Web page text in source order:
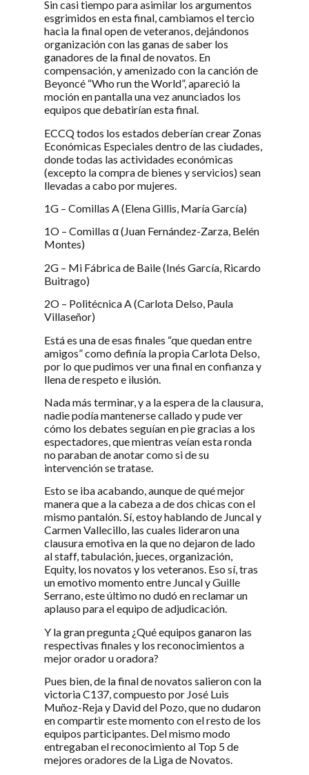
Sin casi tiempo para asimilar los argumentos
esgrimidos en esta final, cambiamos el tercio
hacia la final open de veteranos, dejándonos
organización con las ganas de saber los
ganadores de la final de novatos. En
compensación, y amenizado con la canción de
Beyoncé “Who run the World”, apareció la
moción en pantalla una vez anunciados los
equipos que debatirían esta final.
ECCQ todos los estados deberían crear Zonas
Económicas Especiales dentro de las ciudades,
donde todas las actividades económicas
(excepto la compra de bienes y servicios) sean
llevadas a cabo por mujeres.
1G – Comillas A (Elena Gillis, María García)
1O – Comillas α (Juan Fernández-Zarza, Belén
Montes)
2G – Mi Fábrica de Baile (Inés García, Ricardo
Buitrago)
2O – Politécnica A (Carlota Delso, Paula
Villaseñor)
Está es una de esas finales “que quedan entre
amigos” como definía la propia Carlota Delso,
por lo que pudimos ver una final en confianza y
llena de respeto e ilusión.
Nada más terminar, y a la espera de la clausura,
nadie podía mantenerse callado y pude ver
cómo los debates seguían en pie gracias a los
espectadores, que mientras veían esta ronda
no paraban de anotar como si de su
intervención se tratase.
Esto se iba acabando, aunque de qué mejor
manera que a la cabeza a de dos chicas con el
mismo pantalón. Sí, estoy hablando de Juncal y
Carmen Vallecillo, las cuales lideraron una
clausura emotiva en la que no dejaron de lado
al staff, tabulación, jueces, organización,
Equity, los novatos y los veteranos. Eso sí, tras
un emotivo momento entre Juncal y Guille
Serrano, este último no dudó en reclamar un
aplauso para el equipo de adjudicación.
Y la gran pregunta ¿Qué equipos ganaron las
respectivas finales y los reconocimientos a
mejor orador u oradora?
Pues bien, de la final de novatos salieron con la
victoria C137, compuesto por José Luis
Muñoz-Reja y David del Pozo, que no dudaron
en compartir este momento con el resto de los
equipos participantes. Del mismo modo
entregaban el reconocimiento al Top 5 de
mejores oradores de la Liga de Novatos.